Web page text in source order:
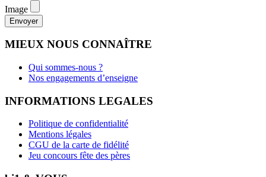
Image
MIEUX NOUS CONNAÎTRE
Qui sommes-nous ?
Nos engagements d’enseigne
INFORMATIONS LEGALES
Politique de confidentialité
Mentions légales
CGU de la carte de fidélité
Jeu concours fête des pères